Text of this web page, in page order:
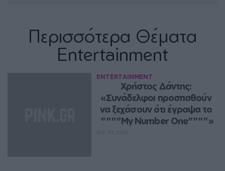
Περισσότερα Θέματα
Entertainment
ENTERTAINMENT
Χρήστος Δάντης:
«Συνάδελφοι προσπαθούν
να ξεχάσουν ότι έγραψα το
""""My Number One""""»